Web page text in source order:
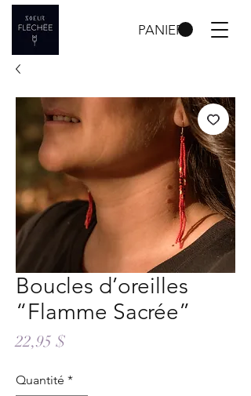
PANIER
Boucles d’oreilles
“Flamme Sacrée”
22,95 $
Quantité *